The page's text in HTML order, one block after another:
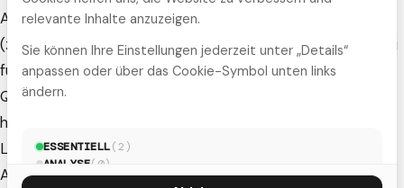
App (PWA), die auch auf mobilen Endgeräten und Tablets
(zum Beispiel im Lager mit Barcode-Scanning) einwandfrei
funktioniert.
Qualität, Performance und Sicherheit haben für uns
höchste Priorität. Im Gegensatz zu Template-basierten
Lösungen entwickeln wir jedes Portal individuell nach Ihren
Anforderungen. Damit stellen wir sicher, dass die Code-
relevante Inhalte anzuzeigen.
Sie können Ihre Einstellungen jederzeit unter „Details“
anpassen oder über das Cookie-Symbol unten links
ändern.
ESSENTIELL(2 )
ANALYSE( 0)
MARKETING(5)